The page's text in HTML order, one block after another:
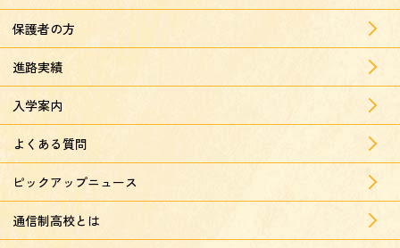
保護者の方
進路実績
入学案内
よくある質問
ピックアップニュース
通信制高校とは